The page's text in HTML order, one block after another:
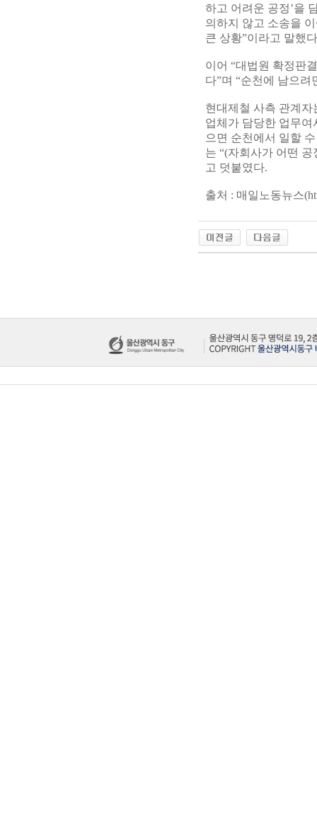
하고 어려운 공정’을
의하지 않고 소송을
큰 상황”이라고 말했
이어 “대법원 확정판
다”며 “순천에 남으
현대제철 사측 관계
업체가 담당한 업무여
으면 순천에서 일할
는 “(자회사가 어떤
고 덧붙였다.
출처 : 매일노동뉴스